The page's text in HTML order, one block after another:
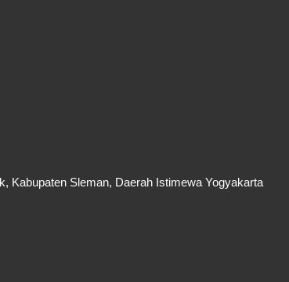
Kabupaten Sleman, Daerah Istimewa Yogyakarta